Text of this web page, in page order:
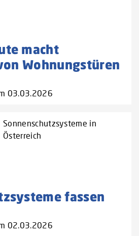
macht
Wohnungstüren
03.03.2026
Sonnenschutzsysteme in
Österreich
fassen
02.03.2026